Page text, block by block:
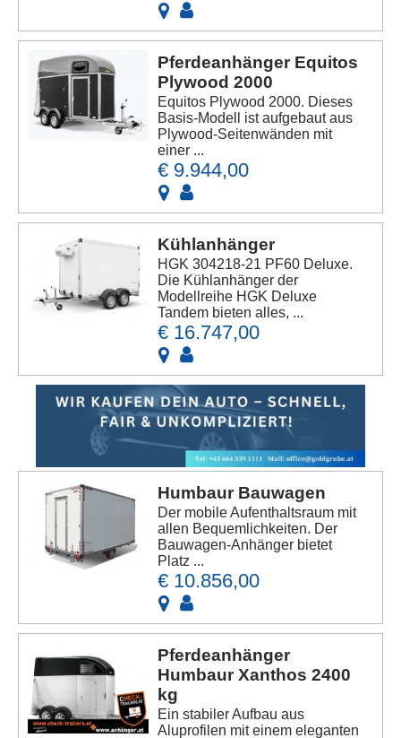
Pferdeanhänger Equitos
Plywood 2000
Equitos Plywood 2000. Dieses
Basis-Modell ist aufgebaut aus
Plywood-Seitenwänden mit
einer ...
€ 9.944,00
Kühlanhänger
HGK 304218-21 PF60 Deluxe.
Die Kühlanhänger der
Modellreihe HGK Deluxe
Tandem bieten alles, ...
€ 16.747,00
Humbaur Bauwagen
Der mobile Aufenthaltsraum mit
allen Bequemlichkeiten. Der
Bauwagen-Anhänger bietet
Platz ...
€ 10.856,00
Pferdeanhänger
Humbaur Xanthos 2400
kg
Ein stabiler Aufbau aus
Aluprofilen mit einem eleganten